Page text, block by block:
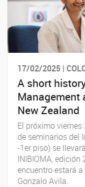
17/02/2025 |
A short
Management
New Zealand
El próximo
de seminarios del
-1er piso) se
INIBIOMA,
encuentro estará
Gonzalo Avila.